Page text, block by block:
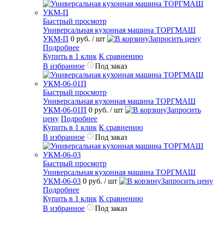
Быстрый просмотр
Универсальная кухонная машина ТОРГМАШ
УКМ-П 0 руб. / шт
Запросить цену
Подробнее
Купить в 1 клик К сравнению
В избранное
Под заказ
Быстрый просмотр
Универсальная кухонная машина ТОРГМАШ
УКМ-06-01П 0 руб. / шт
Запросить
цену Подробнее
Купить в 1 клик К сравнению
В избранное
Под заказ
Быстрый просмотр
Универсальная кухонная машина ТОРГМАШ
УКМ-06-03 0 руб. / шт
Запросить цену
Подробнее
Купить в 1 клик К сравнению
В избранное
Под заказ